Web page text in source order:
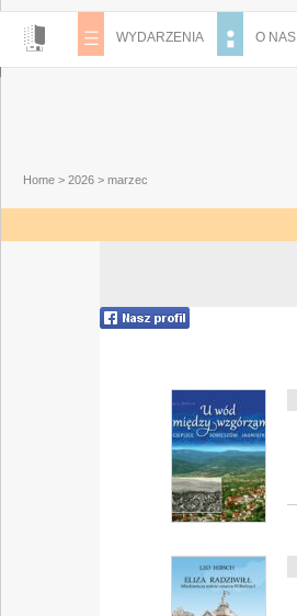
WYDARZENIA O NAS
Home > 2026 > marzec